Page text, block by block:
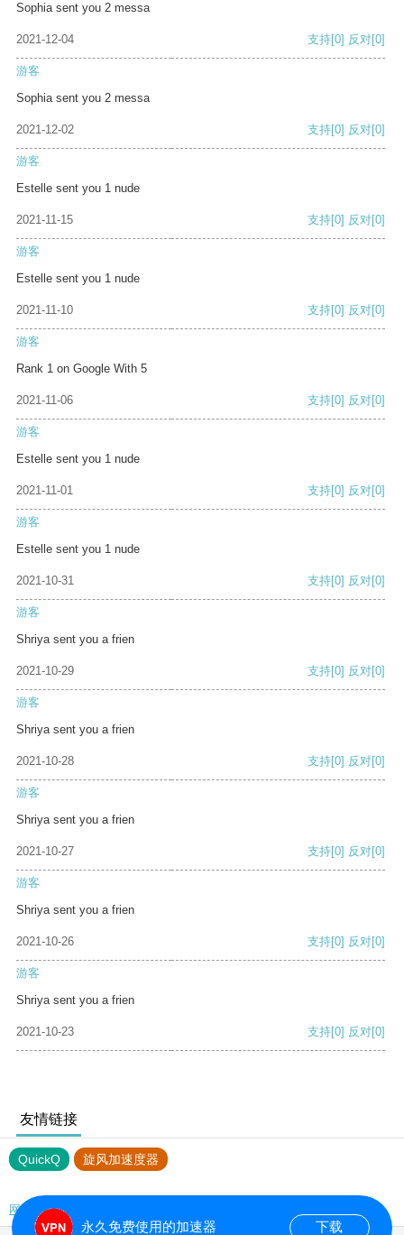
Sophia sent you 2 messa
2021-12-04 支持[0] 反对[0]
游客
Sophia sent you 2 messa
2021-12-02 支持[0] 反对[0]
游客
Estelle sent you 1 nude
2021-11-15 支持[0] 反对[0]
游客
Estelle sent you 1 nude
2021-11-10 支持[0] 反对[0]
游客
Rank 1 on Google With 5
2021-11-06 支持[0] 反对[0]
游客
Estelle sent you 1 nude
2021-11-01 支持[0] 反对[0]
游客
Estelle sent you 1 nude
2021-10-31 支持[0] 反对[0]
游客
Shriya sent you a frien
2021-10-29 支持[0] 反对[0]
游客
Shriya sent you a frien
2021-10-28 支持[0] 反对[0]
游客
Shriya sent you a frien
2021-10-27 支持[0] 反对[0]
游客
Shriya sent you a frien
2021-10-26 支持[0] 反对[0]
游客
Shriya sent you a frien
2021-10-23 支持[0] 反对[0]
友情链接
QuickQ 旋风加速度器
网站地图
永久免费使用的加速器 下载